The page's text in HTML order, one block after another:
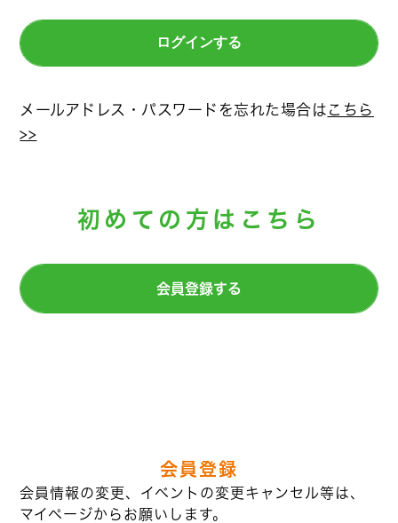
メールアドレス・パスワードを忘れた場合は こちら
>>
初めての方はこちら
会員登録する
会員登録
会員情報の変更、イベントの変更キャンセル等は、
マイページからお願いします。